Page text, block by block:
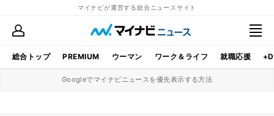
マイナビが運営する総合ニュースサイト
総合トップ PREMIUM ウーマン ワーク＆ライフ 就職応援
Googleでマイナビニュースを優先表示する方法